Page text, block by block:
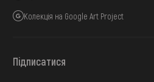
Колекція на Google Art Project
Підписатися